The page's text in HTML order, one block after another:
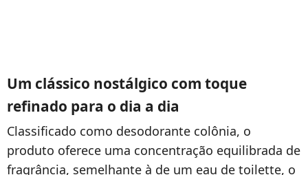
Um clássico nostálgico com toque
refinado para o dia a dia
Classificado como desodorante colônia, o
produto oferece uma concentração equilibrada de
fragrância, semelhante à de um eau de toilette, o